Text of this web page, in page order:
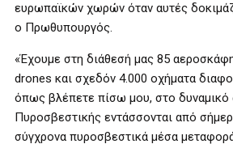
ευρωπαϊκών χωρών όταν αυτές
ο Πρωθυπουργός.
«Έχουμε στη διάθεσή μας 85
drones και σχεδόν 4.000 οχήματα
όπως βλέπετε πίσω μου, στο δυναμικό
Πυροσβεστικής εντάσσονται από
σύγχρονα πυροσβεστικά μέσα